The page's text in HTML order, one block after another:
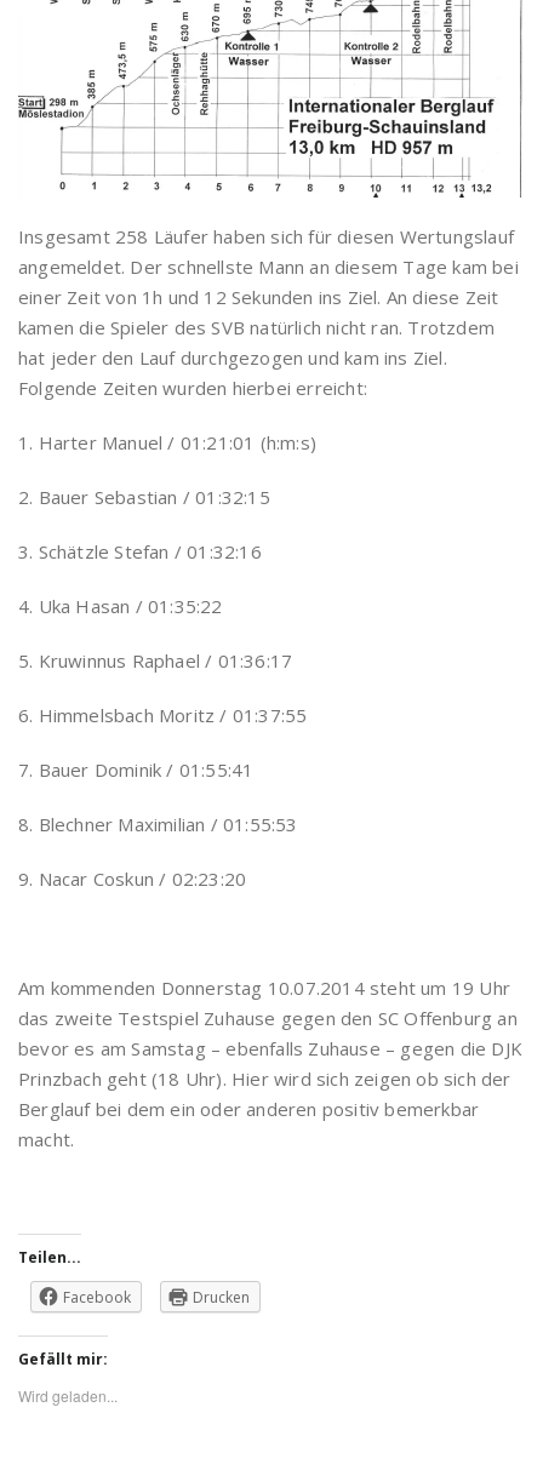
Insgesamt 258 Läufer haben sich für diesen Wertungslauf
angemeldet. Der schnellste Mann an diesem Tage kam bei
einer Zeit von 1h und 12 Sekunden ins Ziel. An diese Zeit
kamen die Spieler des SVB natürlich nicht ran. Trotzdem
hat jeder den Lauf durchgezogen und kam ins Ziel.
Folgende Zeiten wurden hierbei erreicht:
1. Harter Manuel / 01:21:01 (h:m:s)
2. Bauer Sebastian / 01:32:15
3. Schätzle Stefan / 01:32:16
4. Uka Hasan / 01:35:22
5. Kruwinnus Raphael / 01:36:17
6. Himmelsbach Moritz / 01:37:55
7. Bauer Dominik / 01:55:41
8. Blechner Maximilian / 01:55:53
9. Nacar Coskun / 02:23:20
Am kommenden Donnerstag 10.07.2014 steht um 19 Uhr
das zweite Testspiel Zuhause gegen den SC Offenburg an
bevor es am Samstag – ebenfalls Zuhause – gegen die DJK
Prinzbach geht (18 Uhr). Hier wird sich zeigen ob sich der
Berglauf bei dem ein oder anderen positiv bemerkbar
macht.
Teilen...
Facebook
Drucken
Gefällt mir:
Wird geladen...